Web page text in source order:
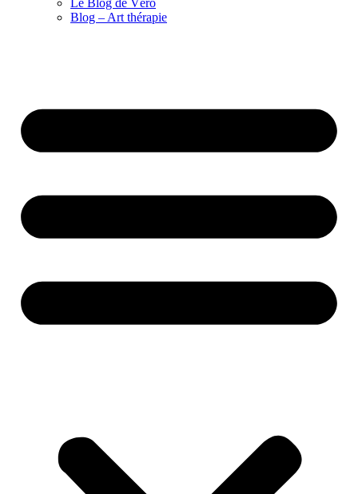
Le Blog de Véro
Blog – Art thérapie